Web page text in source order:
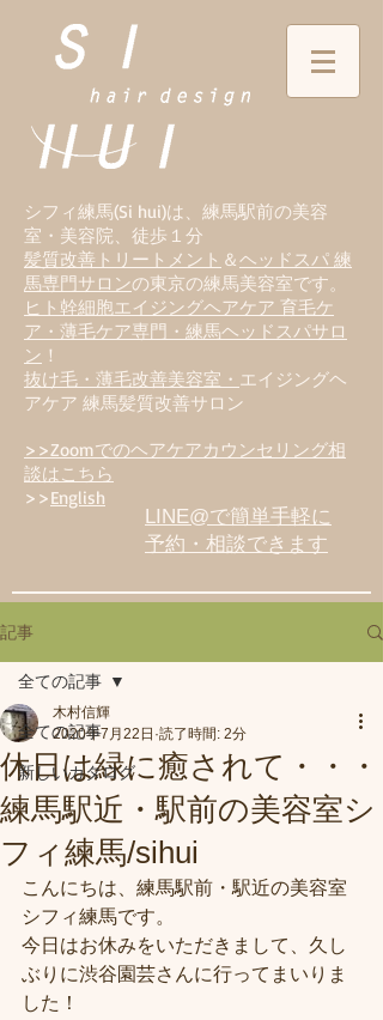
シフィ練馬(Si hui)は、 練馬駅前の美容
室・美容院、徒歩１分
髪質改善トリートメント ＆ヘッドスパ 練
馬専門サロンの東京の練馬美容室です。
ヒト幹細胞エイジングヘアケア 育毛ケ
ア・薄毛ケア専門・練馬ヘッドスパサロ
ン ！
抜け毛・薄毛改善美容室・ エイジングヘ
アケア 練馬髪質改善サロン
>>Zoomでのヘアケアカウンセリング相
談はこちら
>>English
LINE@で簡単手軽に
予約・相談できます
記事
全ての記事
新しいカタログ
全ての記事
休日は緑に癒されて・・・
練馬駅近・駅前の美容室シ
フィ練馬/sihui
木村信輝
2020年7月22日 読了時間: 2分
こんにちは、練馬駅前・駅近の美容室
シフィ練馬です。
今日はお休みをいただきまして、久し
ぶりに渋谷園芸さんに行ってまいりま
した！